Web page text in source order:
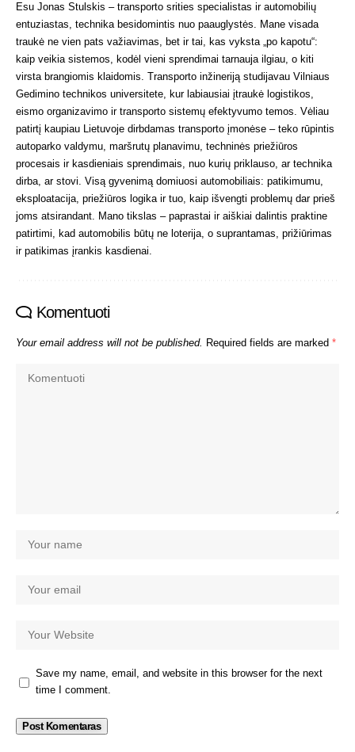
Esu Jonas Stulskis – transporto srities specialistas ir automobilių
entuziastas, technika besidomintis nuo paauglystės. Mane visada
traukė ne vien pats važiavimas, bet ir tai, kas vyksta „po kapotu“:
kaip veikia sistemos, kodėl vieni sprendimai tarnauja ilgiau, o kiti
virsta brangiomis klaidomis. Transporto inžineriją studijavau Vilniaus
Gedimino technikos universitete, kur labiausiai įtraukė logistikos,
eismo organizavimo ir transporto sistemų efektyvumo temos. Vėliau
patirtį kaupiau Lietuvoje dirbdamas transporto įmonėse – teko rūpintis
autoparko valdymu, maršrutų planavimu, techninės priežiūros
procesais ir kasdieniais sprendimais, nuo kurių priklauso, ar technika
dirba, ar stovi. Visą gyvenimą domiuosi automobiliais: patikimumu,
eksploatacija, priežiūros logika ir tuo, kaip išvengti problemų dar prieš
joms atsirandant. Mano tikslas – paprastai ir aiškiai dalintis praktine
patirtimi, kad automobilis būtų ne loterija, o suprantamas, prižiūrimas
ir patikimas įrankis kasdienai.
Komentuoti
Your email address will not be published. Required fields are marked *
Save my name, email, and website in this browser for the next
time I comment.